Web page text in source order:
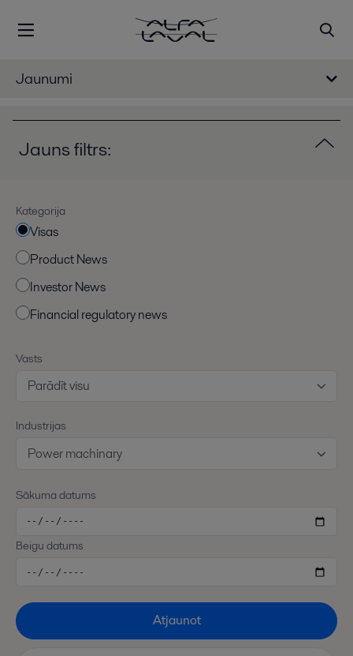
Jaunumi
Jauns filtrs:
Kategorija
Visas
Product News
Investor News
Financial regulatory news
Vasts
Parādīt visu
Industrijas
Power machinary
Sākuma datums
Beigu datums
Atjaunot